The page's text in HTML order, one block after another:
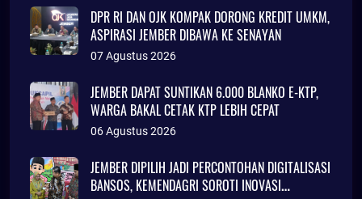
DPR RI DAN OJK KOMPAK DORONG KREDIT UMKM,
ASPIRASI JEMBER DIBAWA KE SENAYAN
07 Agustus 2026
JEMBER DAPAT SUNTIKAN 6.000 BLANKO E-KTP,
WARGA BAKAL CETAK KTP LEBIH CEPAT
06 Agustus 2026
JEMBER DIPILIH JADI PERCONTOHAN DIGITALISASI
BANSOS, KEMENDAGRI SOROTI INOVASI